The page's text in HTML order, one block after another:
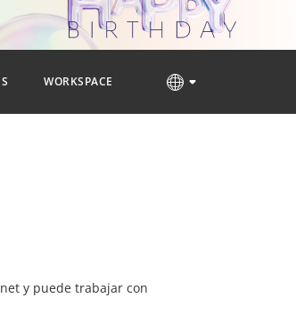
WORKSPACE
y puede trabajar con